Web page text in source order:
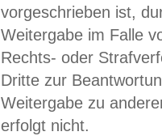
vorgeschrieben ist,
Weitergabe im Falle
Rechts- oder
Dritte zur
Weitergabe zu
erfolgt nicht.